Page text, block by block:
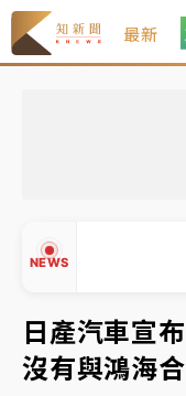
最新
NEWS
中颱白海豚環流
38度
周末精選｜ 慈濟
面手法 郭台銘、
▲
日產汽車宣
沒有與鴻海